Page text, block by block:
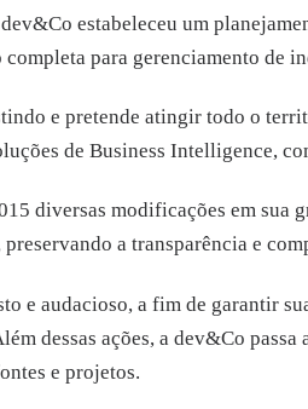
estabeleceu um
para gerenciamento de
e pretende atingir todo o
de Business Intelligence,
diversas modificações em
a transparência e
e audacioso, a fim de garantir
dessas ações, a dev&Co
e projetos.